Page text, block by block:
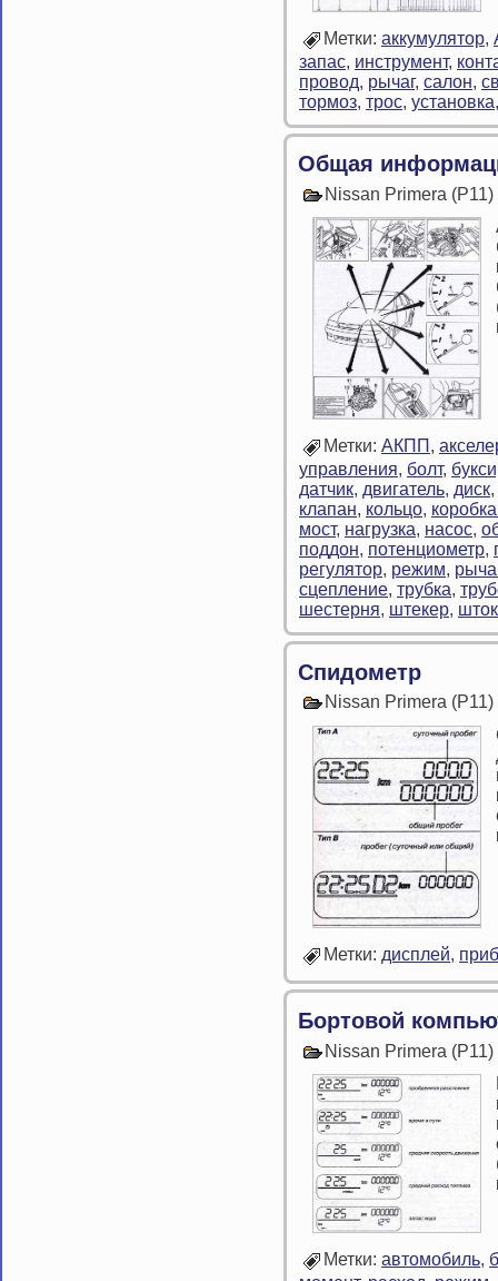
Метки: аккумулятор,
запас, инструмент,
провод, рычаг, салон,
тормоз, трос, установка
Общая
Nissan Primera
Метки: АКПП ,
управления, болт,
датчик, двигатель, диск,
клапан, кольцо,
мост, нагрузка, насос,
поддон, потенциометр,
регулятор, режим,
сцепление, трубка,
шестерня, штекер, шток
Спидометр
Nissan Primera
Метки: дисплей,
Бортовой
Nissan Primera
Метки: автомобиль,